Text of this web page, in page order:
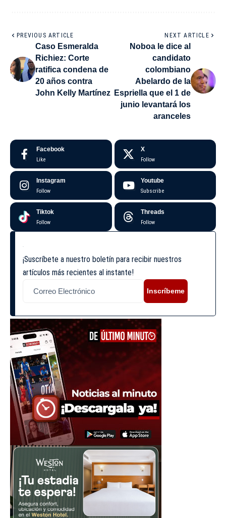
PREVIOUS ARTICLE
Caso Esmeralda
Richiez: Corte
ratifica condena de
20 años contra
John Kelly Martínez
NEXT ARTICLE
Noboa le dice al
candidato
colombiano
Abelardo de la
Espriella que el 1 de
junio levantará los
aranceles
Facebook
Like
X
Follow
Instagram
Follow
Youtube
Subscribe
Tiktok
Follow
Threads
Follow
¡Suscríbete a nuestro boletín para recibir nuestros
artículos más recientes al instante!
Inscríbeme